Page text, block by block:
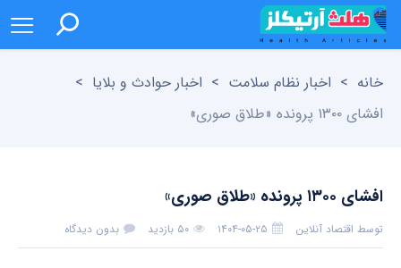
خانه > اخبار نظام سلامت > اخبار حوادث و بلایا >
افشای ۱۳۰۰ پرونده «طلاق صوری»
افشای ۱۳۰۰ پرونده «طلاق صوری»
توسط اقتصاد آنلاین ۱۴۰۴-۰۵-۲۵ ۵۰ بازدید بدون دیدگاه